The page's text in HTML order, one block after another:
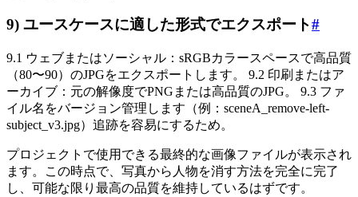
9) ユースケースに適した形式でエクスポート#
9.1 ウェブまたはソーシャル：sRGBカラースペースで高品質
（80〜90）のJPGをエクスポートします。 9.2 印刷またはア
ーカイブ：元の解像度でPNGまたは高品質のJPG。 9.3 ファ
イル名をバージョン管理します（例：sceneA_remove-left-
subject_v3.jpg）追跡を容易にするため。
プロジェクトで使用できる最終的な画像ファイルが表示され
ます。この時点で、写真から人物を消す方法を完全に完了
し、可能な限り最高の品質を維持しているはずです。